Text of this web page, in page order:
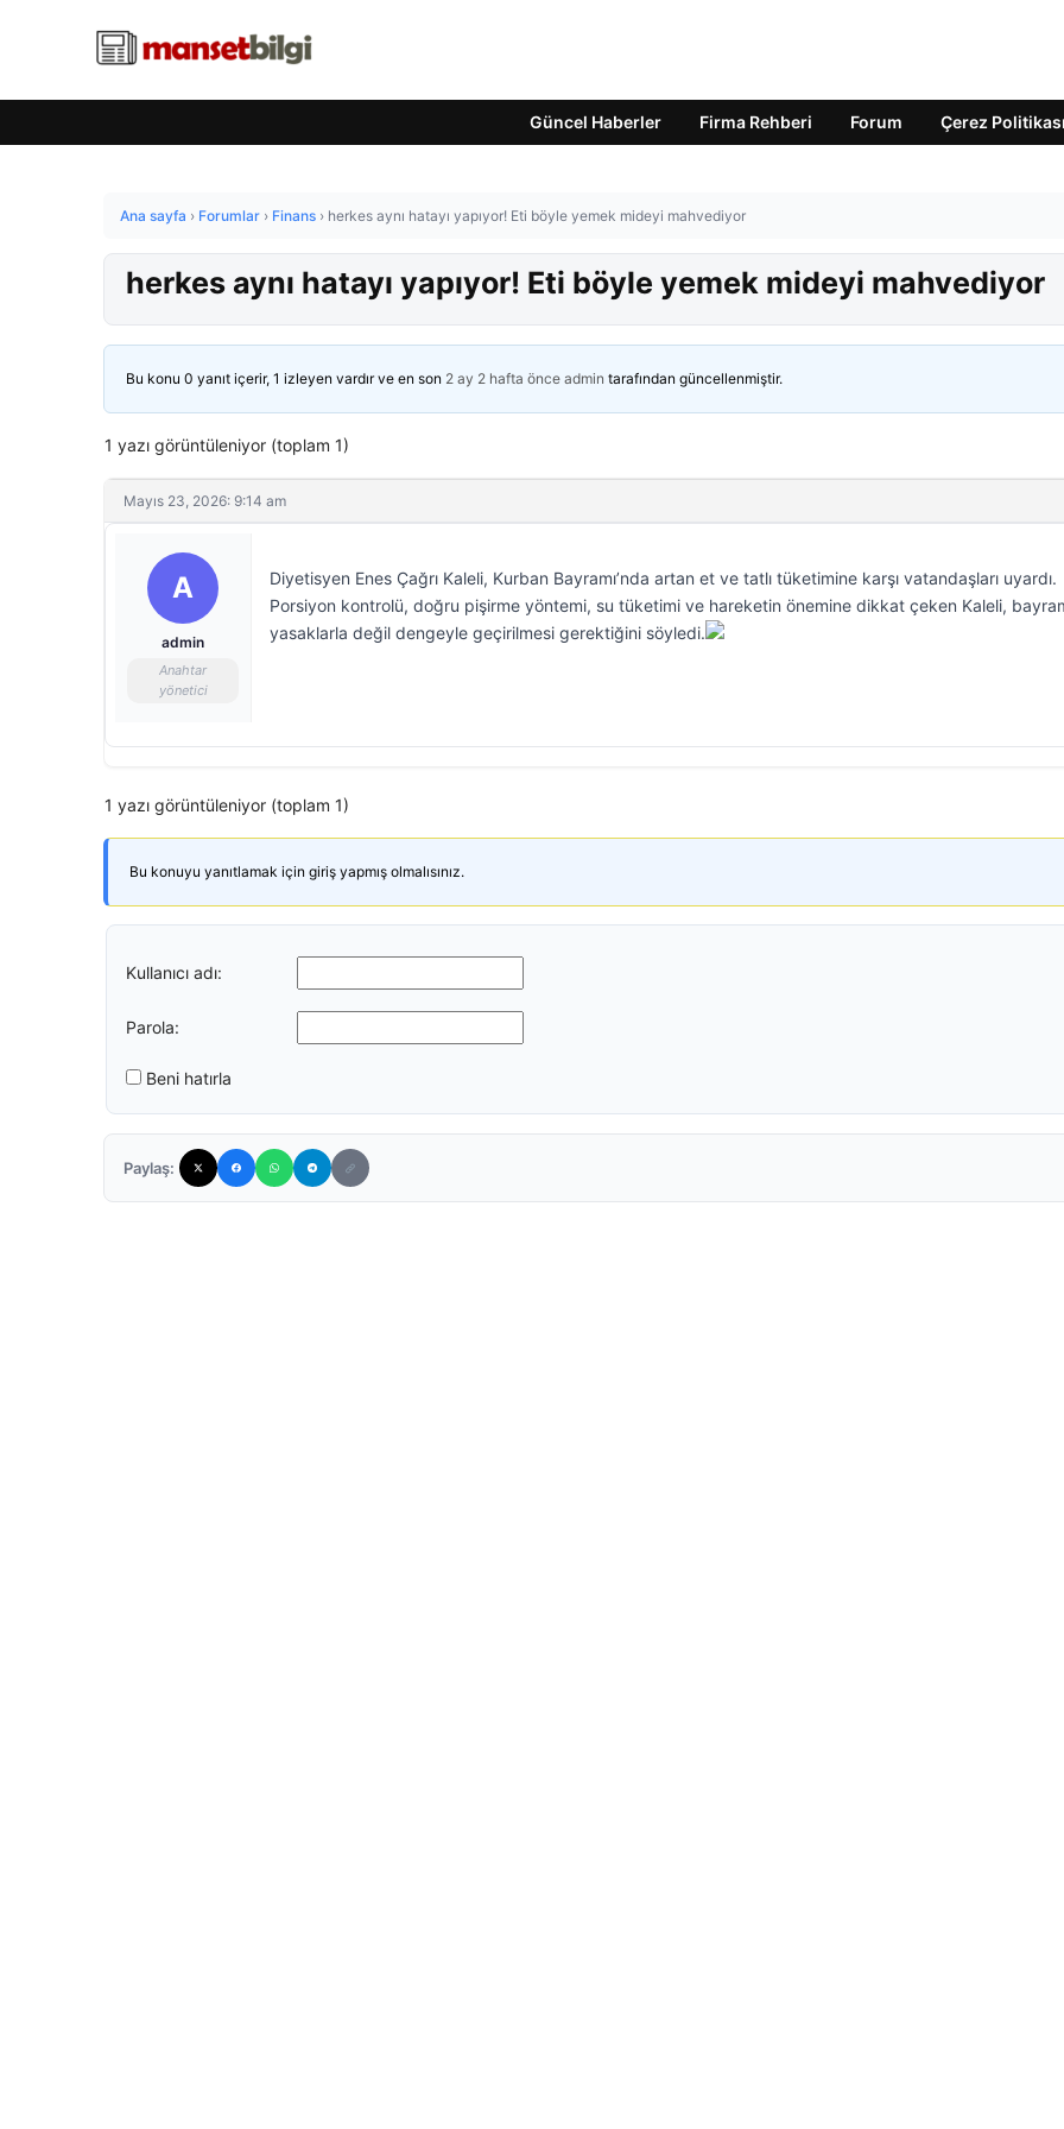
Güncel Haberler Firma Rehberi Forum Çerez Politikası
Ana sayfa › Forumlar › Finans › herkes aynı hatayı yapıyor! Eti böyle yemek mideyi mahvediyor
herkes aynı hatayı yapıyor! Eti böyle yemek mideyi mahvediyor
Bu konu 0 yanıt içerir, 1 izleyen vardır ve en son 2 ay 2 hafta önce admin tarafından güncellenmiştir.
1 yazı görüntüleniyor (toplam 1)
Mayıs 23, 2026: 9:14 am
A
admin
Anahtar
yönetici
Diyetisyen Enes Çağrı Kaleli, Kurban Bayramı’nda artan et ve tatlı tüketimine karşı vatandaşları uyardı.
Porsiyon kontrolü, doğru pişirme yöntemi, su tüketimi ve hareketin önemine dikkat çeken Kaleli,
yasaklarla değil dengeyle geçirilmesi gerektiğini söyledi.
1 yazı görüntüleniyor (toplam 1)
Bu konuyu yanıtlamak için giriş yapmış olmalısınız.
Kullanıcı adı:
Parola:
Beni hatırla
Paylaş: